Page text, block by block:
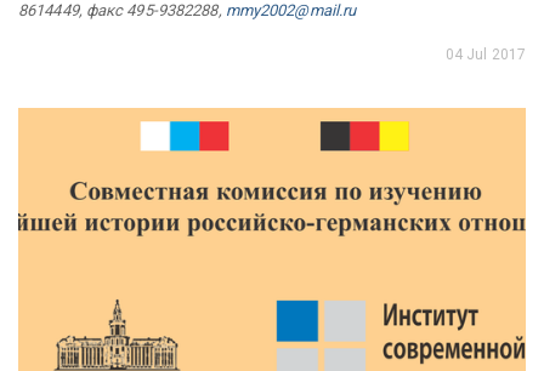
8614449, факс 495-9382288, mmy2002@mail.ru
04 Jul 2017